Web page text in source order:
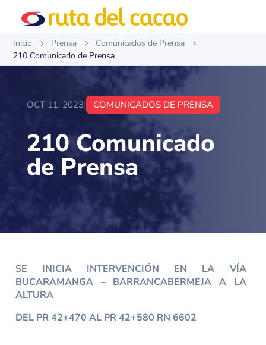
Inicio 5 Prensa 5 Comunicados de Prensa 5
210 Comunicado de Prensa
OCT 11, 2023| COMUNICADOS DE PRENSA
210 Comunicado
de Prensa
SE INICIA INTERVENCIÓN EN LA VÍA
BUCARAMANGA – BARRANCABERMEJA A LA
ALTURA
DEL PR 42+470 AL PR 42+580 RN 6602